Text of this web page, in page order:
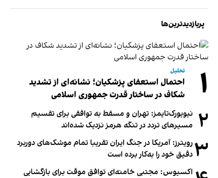
پربازدیدترین‌ها
۱ تحلیل
احتمال استعفای پزشکیان؛ نشانه‌ای از تشدید
شکاف در ساختار قدرت جمهوری اسلامی
۲ نیویورک‌تایمز: تهران و مسقط به توافقی برای تقسیم
مسیرهای تردد در تنگه هرمز نزدیک شده‌اند
۳رویترز: آمریکا در جنگ ایران تقریبا تمام موشک‌های دوربرد
دقیق خود را به‌کار برده است
اکسیوس: مجتبی خامنه‌ای توافق موقت برای بازگشایی